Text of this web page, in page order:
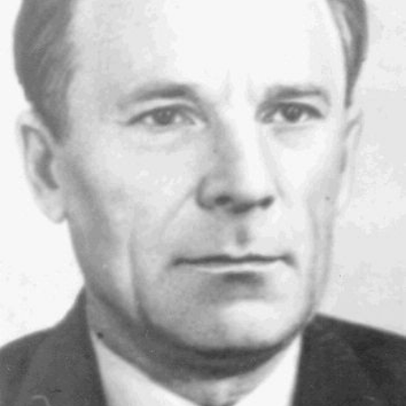
СТРУКТУРА
Президія НАН України
Апарат Президії
Секція фізико-технічних і математичних
наук
Секція хімічних і біологічних наук
Секція суспільних і гуманітарних наук
Установи при Президії
Ради, комітети та комісії
Наукові центри МОН та НАН України
Громадські організації